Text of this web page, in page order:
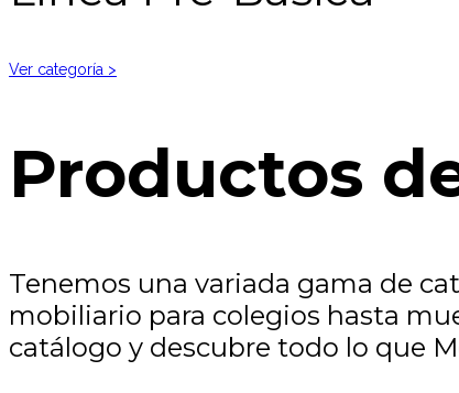
Ver categoría >
Productos
Tenemos una variada gama de
mobiliario para colegios hasta
catálogo y descubre todo lo que